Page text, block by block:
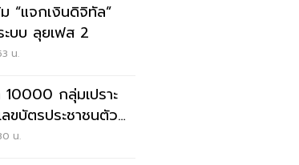
“แจกเงินดิจิทัล”
เตรียมพัฒนาระบบ ลุยเฟส 2
น.
กลุ่มเปราะ
ขบัตรประชาชนตัว
น.